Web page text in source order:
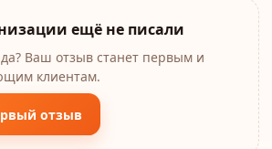
ещё не писали
Ваш отзыв станет первым и
клиентам.
отзыв